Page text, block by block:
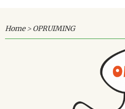
Home>OPRUIMING